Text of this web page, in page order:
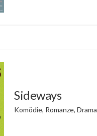
Sideways
Komödie, Romanze, Drama